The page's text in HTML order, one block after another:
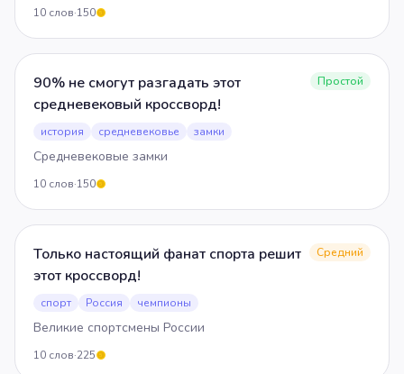
10 слов·150
90% не смогут разгадать этот
средневековый кроссворд!
Простой
история средневековье замки
Средневековые замки
10 слов·150
Только настоящий фанат спорта решит
этот кроссворд!
Средний
спорт Россия чемпионы
Великие спортсмены России
10 слов·225